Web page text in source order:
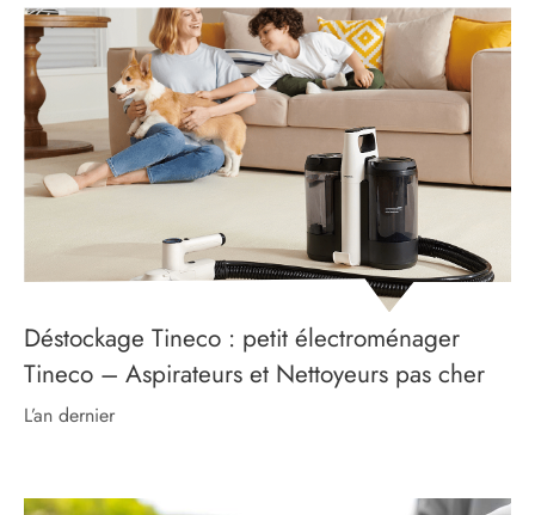
Déstockage Tineco : petit électroménager
Tineco – Aspirateurs et Nettoyeurs pas cher
l’an dernier